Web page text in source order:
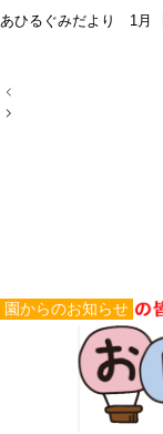
あひるぐみだより 1月
投
稿
園からのお知らせ